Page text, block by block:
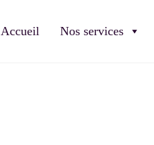
Accueil Nos services